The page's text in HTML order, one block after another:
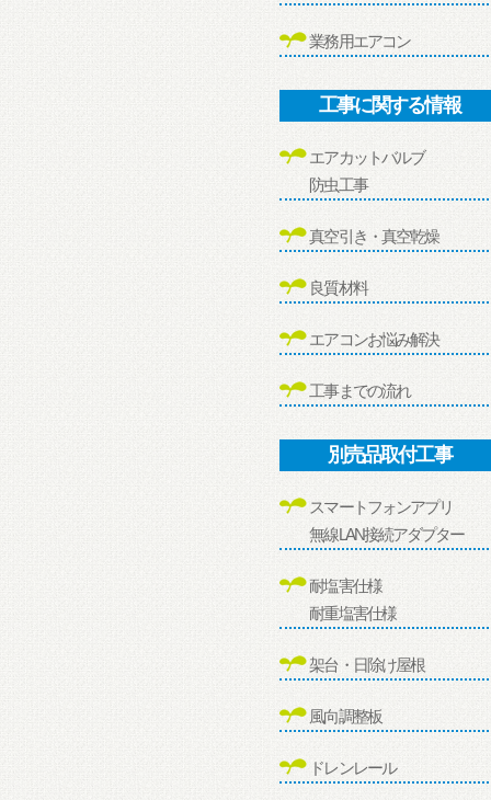
業務用エアコン
工事に関する情報
エアカットバルブ
防虫工事
真空引き・真空乾燥
良質材料
エアコンお悩み解決
工事までの流れ
別売品取付工事
スマートフォンアプリ
無線LAN接続アダプター
耐塩害仕様
耐重塩害仕様
架台・日除け屋根
風向調整板
ドレンレール